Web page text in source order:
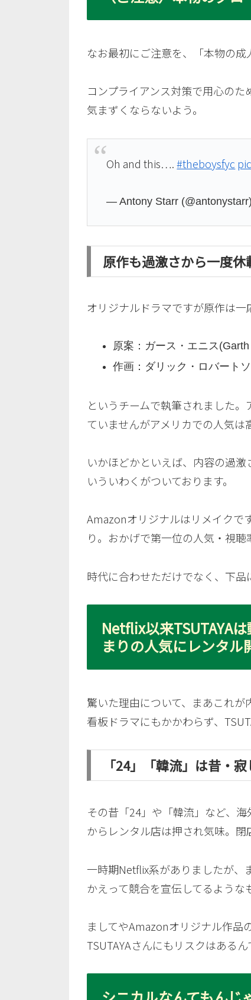
なお最初にご注意を、「本物の成
コンプライアンス対策で用心の
気まずくならないよう。
Oh and this….#theboysfyc
— Antony Starr
原作も過激さから一度
オリジナルドラマですが原作は
原案：ガース・エニス
作画：ダリック・ロバート
というチームで執筆されました
ていませんがアメリカでの人気は
いかほどかといえば、内容の過
いういわくがついております。
Amazonオリジナルはリメイクで
り。おかげで第一位の人気・視聴
時代に合わせただけでなく、下品
Netflix以来TSUTAYA
まりの人気にレンタル
驚いた理由について、まあこれ
看板ドラマにもかかわらず、
「24」「韓流」は昔・
その昔「24」や「韓流」など、
からレンタル店は押され気味。閉
一時期Netflix系がありましたが、
かえって競合を宣伝してるような
ましてやAmazonオリジナル作品
TSUTAYAさんにもリスクはある